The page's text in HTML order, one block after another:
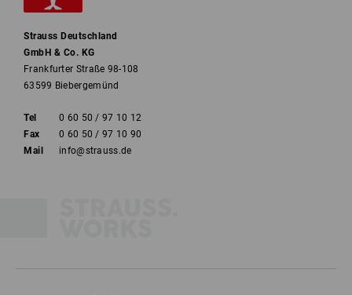
Strauss Deutschland
GmbH & Co. KG
Frankfurter Straße 98-108
63599 Biebergemünd
Tel
0 60 50 / 97 10 12
Fax
0 60 50 / 97 10 90
Mail
info@strauss.de